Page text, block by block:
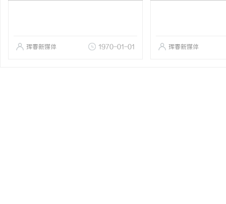
珲春新媒体 1970-01-01 珲春新媒体